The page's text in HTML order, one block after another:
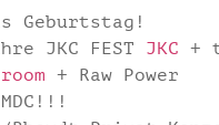
Geburtstag!
JKC FEST JKC +
+ Raw Power